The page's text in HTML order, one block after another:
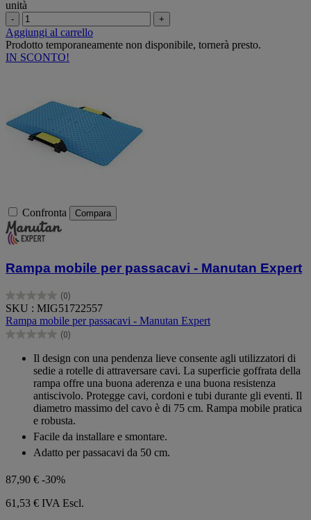
unità
- +
Aggiungi al carrello
Prodotto temporaneamente non disponibile, tornerà presto.
IN SCONTO!
Confronta Compara
Rampa mobile per passacavi - Manutan Expert
(0)
0.0
su
5
stelle.
SKU : MIG51722557
Rampa mobile per passacavi - Manutan Expert
(0)
0.0
Il design con una pendenza lieve consente agli utilizzatori di
sedie a rotelle di attraversare cavi. La superficie goffrata della
rampa offre una buona aderenza e una buona resistenza
antiscivolo. Protegge cavi, cordoni e tubi durante gli eventi. Il
diametro massimo del cavo è di 75 cm. Rampa mobile pratica
e robusta.
Facile da installare e smontare.
Adatto per passacavi da 50 cm.
87,90 € -30%
61,53 € IVA Escl.